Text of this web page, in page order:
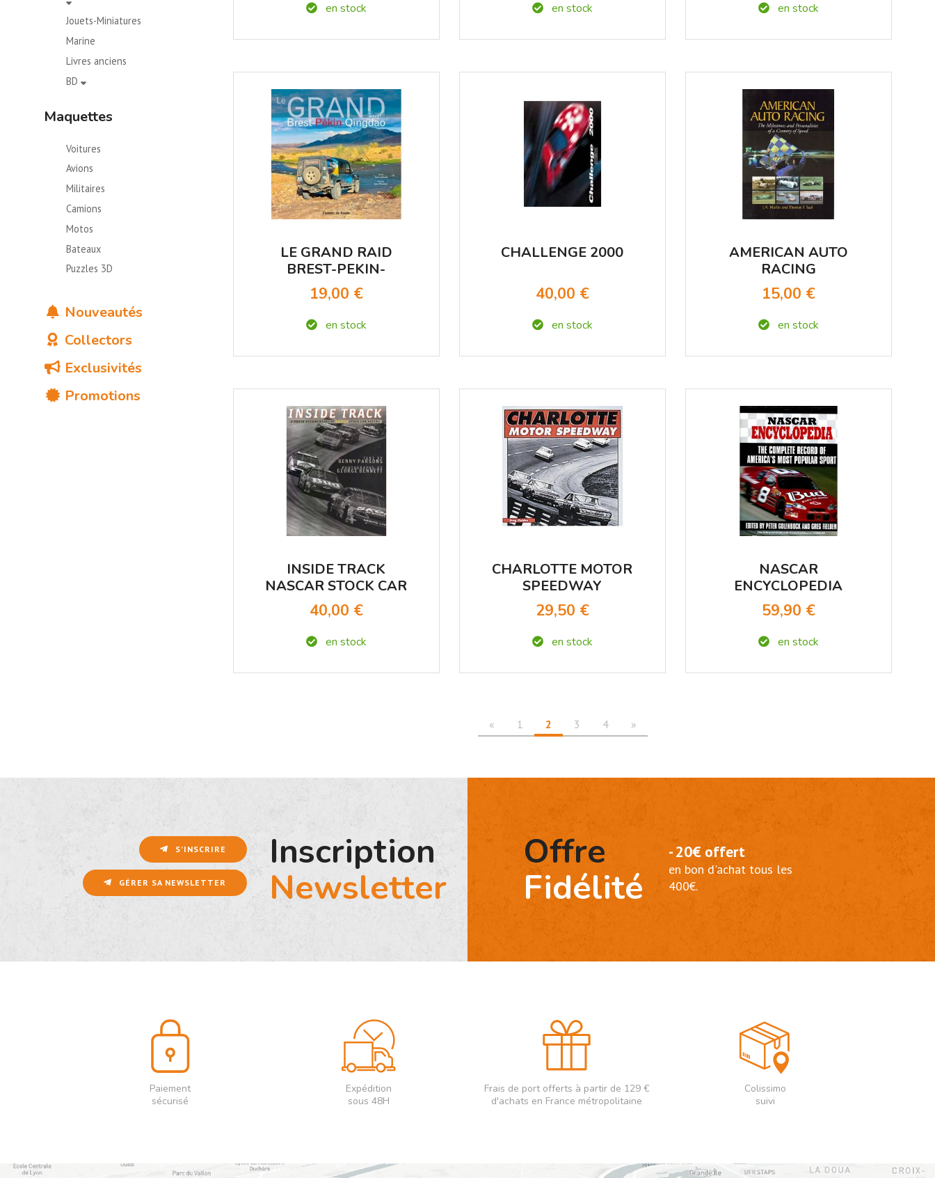
Jouets-Miniatures
Marine
Livres anciens
BD
Maquettes
Voitures
Avions
Militaires
Camions
Motos
Bateaux
Puzzles 3D
Nouveautés
Collectors
Exclusivités
Promotions
en stock en stock en stock
LE GRAND RAID
BREST-PEKIN-
QINGDAO
19,00 €
en stock
CHALLENGE 2000
40,00 €
en stock
AMERICAN AUTO
RACING
15,00 €
en stock
INSIDE TRACK
NASCAR STOCK CAR
RACING
40,00 €
en stock
CHARLOTTE MOTOR
SPEEDWAY
29,50 €
en stock
NASCAR
ENCYCLOPEDIA
59,90 €
en stock
« 1 2 3 4 »
S'INSCRIRE
GÉRER SA NEWSLETTER
Inscription
Newsletter
Offre
Fidélité
- 20€ offert
en bon d'achat tous les
400€.
Paiement
sécurisé
Expédition
sous 48H
Frais de port offerts à partir de 129 €
d'achats en France métropolitaine
Colissimo
suivi